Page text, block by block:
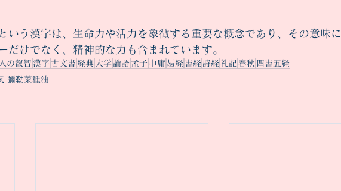
いう漢字は、生命力や活力を象徴する重要な概念であり、その意味に
だけでなく、精神的な力も含まれています。
の叡智 漢字 古文書 経典 大学 論語 孟子 中庸 易経 書経 詩経 礼記 春秋 四書五経
彌勒菜種油